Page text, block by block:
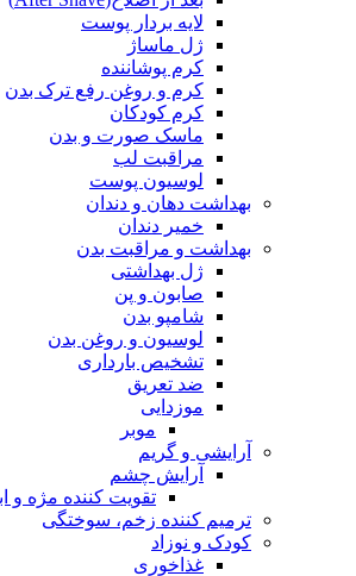
لایه بردار پوست
ژل ماساژ
کرم پوشاننده
کرم و روغن رفع ترک بدن
کرم کودکان
ماسک صورت و بدن
مراقبت لب
لوسیون پوست
بهداشت دهان و دندان
خمیر دندان
بهداشت و مراقبت بدن
ژل بهداشتی
صابون و پن
شامپو بدن
لوسیون و روغن بدن
تشخیص بارداری
ضد تعریق
موزدایی
آرایشی و گریم
آرایش چشم
تقویت کننده مژه و ابرو
ترمیم کننده زخم، سوختگی
کودک و نوزاد
غذاخوری